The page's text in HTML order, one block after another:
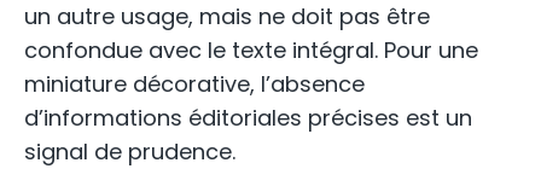
un autre usage, mais ne doit pas être
confondue avec le texte intégral. Pour une
miniature décorative, l’absence
d’informations éditoriales précises est un
signal de prudence.